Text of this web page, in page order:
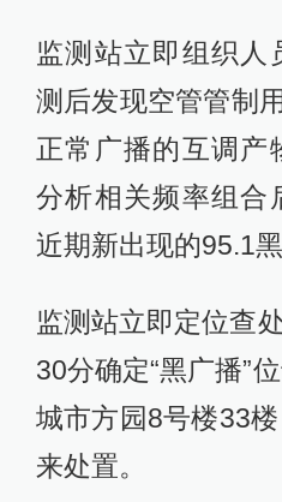
监测站立即组织人
测后发现空管管制
正常广播的互调产
分析相关频率组合
近期新出现的95.1黑
监测站立即定位查
30分确定“黑广播”
城市方园8号楼33
来处置。